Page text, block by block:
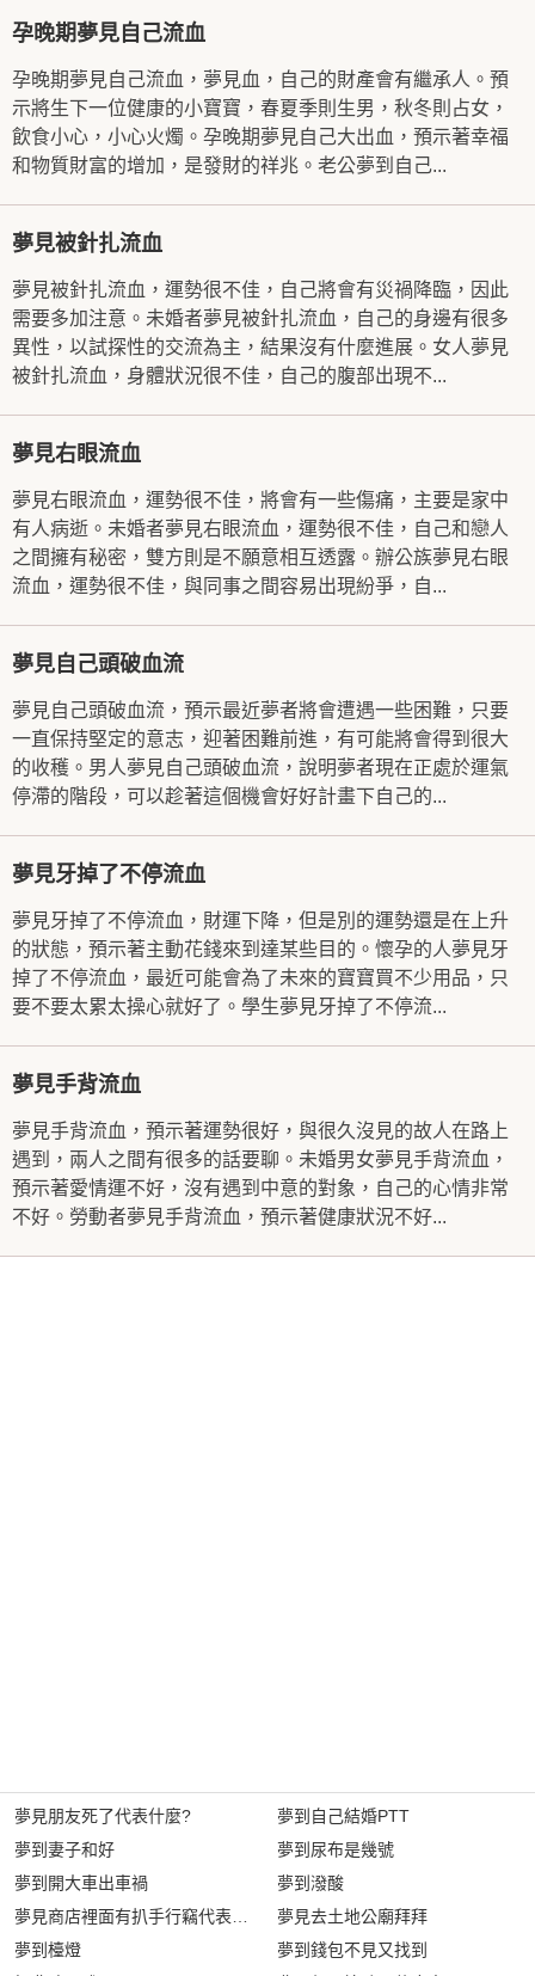
孕晚期夢見自己流血
孕晚期夢見自己流血，夢見血，自己的財產會有繼承人。預
示將生下一位健康的小寶寶，春夏季則生男，秋冬則占女，
飲食小心，小心火燭。孕晚期夢見自己大出血，預示著幸福
和物質財富的增加，是發財的祥兆。老公夢到自己...
夢見被針扎流血
夢見被針扎流血，運勢很不佳，自己將會有災禍降臨，因此
需要多加注意。未婚者夢見被針扎流血，自己的身邊有很多
異性，以試探性的交流為主，結果沒有什麼進展。女人夢見
被針扎流血，身體狀況很不佳，自己的腹部出現不...
夢見右眼流血
夢見右眼流血，運勢很不佳，將會有一些傷痛，主要是家中
有人病逝。未婚者夢見右眼流血，運勢很不佳，自己和戀人
之間擁有秘密，雙方則是不願意相互透露。辦公族夢見右眼
流血，運勢很不佳，與同事之間容易出現紛爭，自...
夢見自己頭破血流
夢見自己頭破血流，預示最近夢者將會遭遇一些困難，只要
一直保持堅定的意志，迎著困難前進，有可能將會得到很大
的收穫。男人夢見自己頭破血流，說明夢者現在正處於運氣
停滯的階段，可以趁著這個機會好好計畫下自己的...
夢見牙掉了不停流血
夢見牙掉了不停流血，財運下降，但是別的運勢還是在上升
的狀態，預示著主動花錢來到達某些目的。懷孕的人夢見牙
掉了不停流血，最近可能會為了未來的寶寶買不少用品，只
要不要太累太操心就好了。學生夢見牙掉了不停流...
夢見手背流血
夢見手背流血，預示著運勢很好，與很久沒見的故人在路上
遇到，兩人之間有很多的話要聊。未婚男女夢見手背流血，
預示著愛情運不好，沒有遇到中意的對象，自己的心情非常
不好。勞動者夢見手背流血，預示著健康狀況不好...
夢見朋友死了代表什麼?
夢到妻子和好
夢到開大車出車禍
夢見商店裡面有扒手行竊代表什麼?
夢到檯燈
夢到自己結婚PTT
夢到尿布是幾號
夢到潑酸
夢見去土地公廟拜拜
夢到錢包不見又找到